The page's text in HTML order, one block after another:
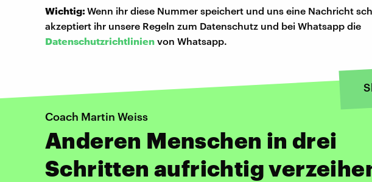
Wichtig:Wenn ihr diese Nummer speichert und uns eine Nachricht
akzeptiert ihr unsere Regeln zum Datenschutz und bei Whatsapp die
Datenschutzrichtlinien von Whatsapp.
Coach Martin Weiss
Anderen Menschen in drei
Schritten aufrichtig